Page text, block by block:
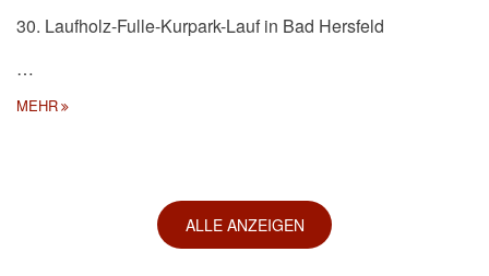
30. Laufholz-Fulle-Kurpark-Lauf in Bad Hersfeld
…
MEHR
ALLE ANZEIGEN